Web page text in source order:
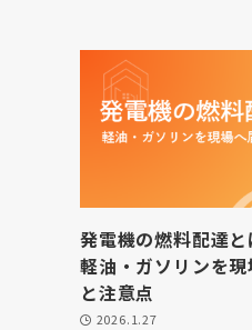
発電機の燃料配達
軽油・ガソリンを
と注意点
2026.1.27